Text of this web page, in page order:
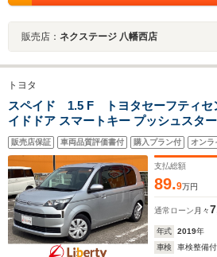
販売店： ネクステージ 八幡西店
トヨタ
スペイド 1.5 F トヨタセーフティセ
イドドア スマートキー プッシュスタ
トップ
販売店保証 車両品質評価書付 購入プラン付 オンラ
支払総額
89.9万円
通常ローン 月々
年式 2019年
車検
車検整備付